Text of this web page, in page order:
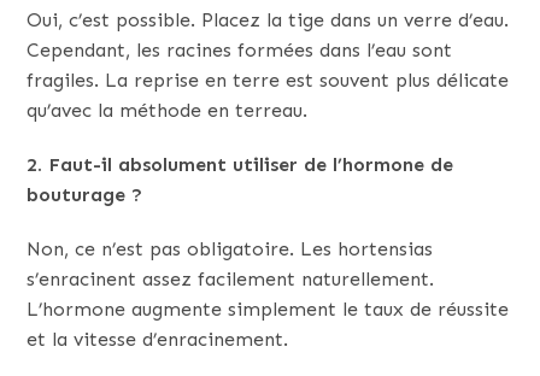
Oui, c’est possible. Placez la tige dans un verre d’eau.
Cependant, les racines formées dans l’eau sont
fragiles. La reprise en terre est souvent plus délicate
qu’avec la méthode en terreau.
2. Faut-il absolument utiliser de l’hormone de
bouturage ?
Non, ce n’est pas obligatoire. Les hortensias
s’enracinent assez facilement naturellement.
L’hormone augmente simplement le taux de réussite
et la vitesse d’enracinement.